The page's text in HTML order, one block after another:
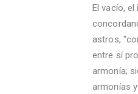
El vacío,
astros,
entre sí
armonía;
armonías